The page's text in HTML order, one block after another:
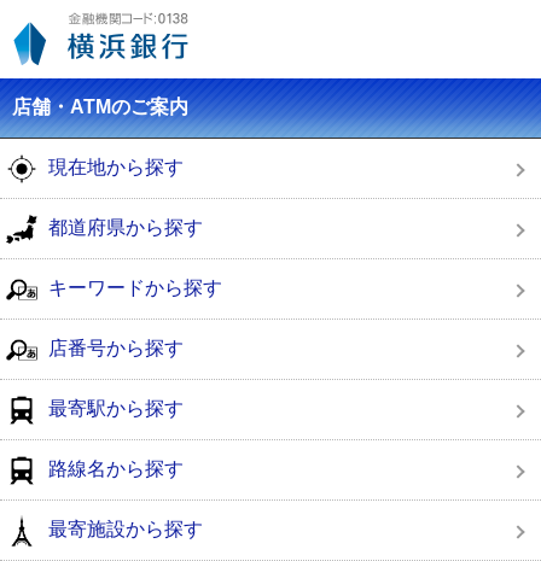
店舗・ATMのご案内
現在地から探す
都道府県から探す
キーワードから探す
店番号から探す
最寄駅から探す
路線名から探す
最寄施設から探す